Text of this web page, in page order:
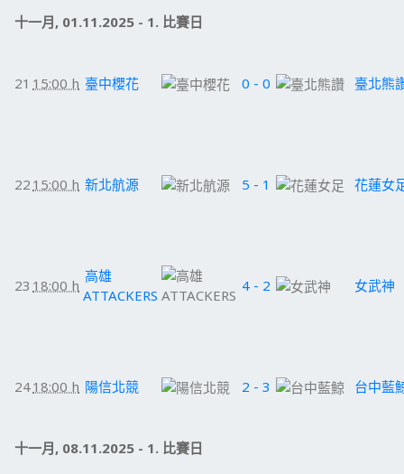
十一月, 01.11.2025 - 1. 比賽日
21 15:00 h 臺中櫻花 0 - 0 臺北熊
22 15:00 h 新北航源 5 - 1 花蓮女
23 18:00 h
高雄
ATTACKERS
4 - 2 女武神
2418:00 h 陽信北競 2 - 3 台中藍
十一月, 08.11.2025 - 1. 比賽日